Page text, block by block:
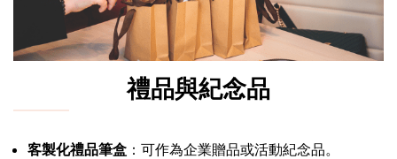
禮品與紀念品
客製化禮品筆盒 ：可作為企業贈品或活動紀念品。